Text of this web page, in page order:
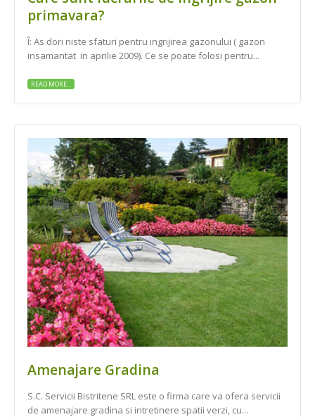
primavara?
Î: As dori niste sfaturi pentru ingrijirea gazonului ( gazon
insamantat in aprilie 2009). Ce se poate folosi pentru...
READ MORE...
Amenajare Gradina
S.C. Servicii Bistritene SRL este o firma care va ofera servicii
de amenajare gradina si intretinere spatii verzi, cu...